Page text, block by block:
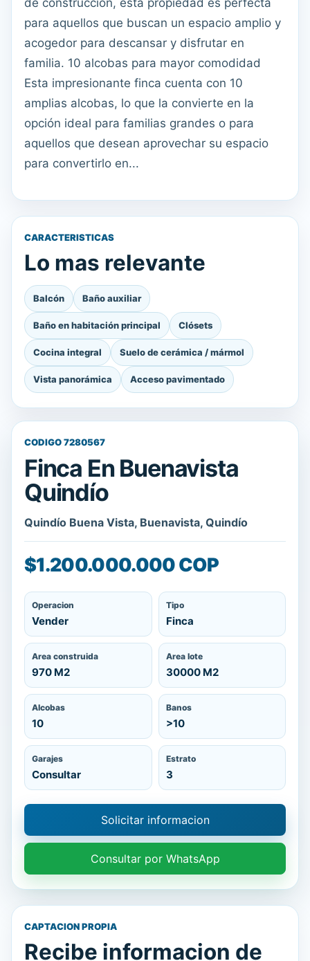
para aquellos que buscan un espacio amplio y
acogedor para descansar y disfrutar en
familia. 10 alcobas para mayor comodidad
Esta impresionante finca cuenta con 10
amplias alcobas, lo que la convierte en la
opción ideal para familias grandes o para
aquellos que desean aprovechar su espacio
para convertirlo en...
CARACTERISTICAS
Lo mas relevante
Balcón Baño auxiliar
Baño en habitación principal Clósets
Cocina integral Suelo de cerámica / mármol
Vista panorámica Acceso pavimentado
CODIGO 7280567
Finca En Buenavista
Quindío
Quindío Buena Vista, Buenavista, Quindío
$1.200.000.000 COP
Operacion
Vender
Tipo
Finca
Area construida
970 M2
Area lote
30000 M2
Alcobas
10
Banos
>10
Garajes
Consultar
Estrato
3
Solicitar informacion
Consultar por WhatsApp
CAPTACION PROPIA
Recibe informacion de